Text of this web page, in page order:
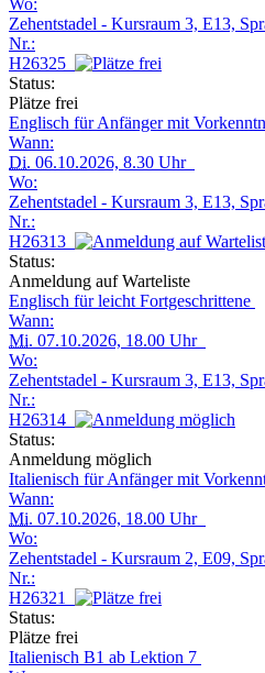
Wo:
Zehentstadel - Kursraum 3, E13,
Nr.:
H26325
Status:
Plätze frei
Englisch für Anfänger mit
Wann:
Di. 06.10.2026, 8.30 Uhr
Wo:
Zehentstadel - Kursraum 3, E13,
Nr.:
H26313
Status:
Anmeldung auf Warteliste
Englisch für leicht Fortgeschrittene
Wann:
Mi. 07.10.2026, 18.00 Uhr
Wo:
Zehentstadel - Kursraum 3, E13,
Nr.:
H26314
Status:
Anmeldung möglich
Italienisch für Anfänger mit
Wann:
Mi. 07.10.2026, 18.00 Uhr
Wo:
Zehentstadel - Kursraum 2, E09,
Nr.:
H26321
Status:
Plätze frei
Italienisch B1 ab Lektion 7